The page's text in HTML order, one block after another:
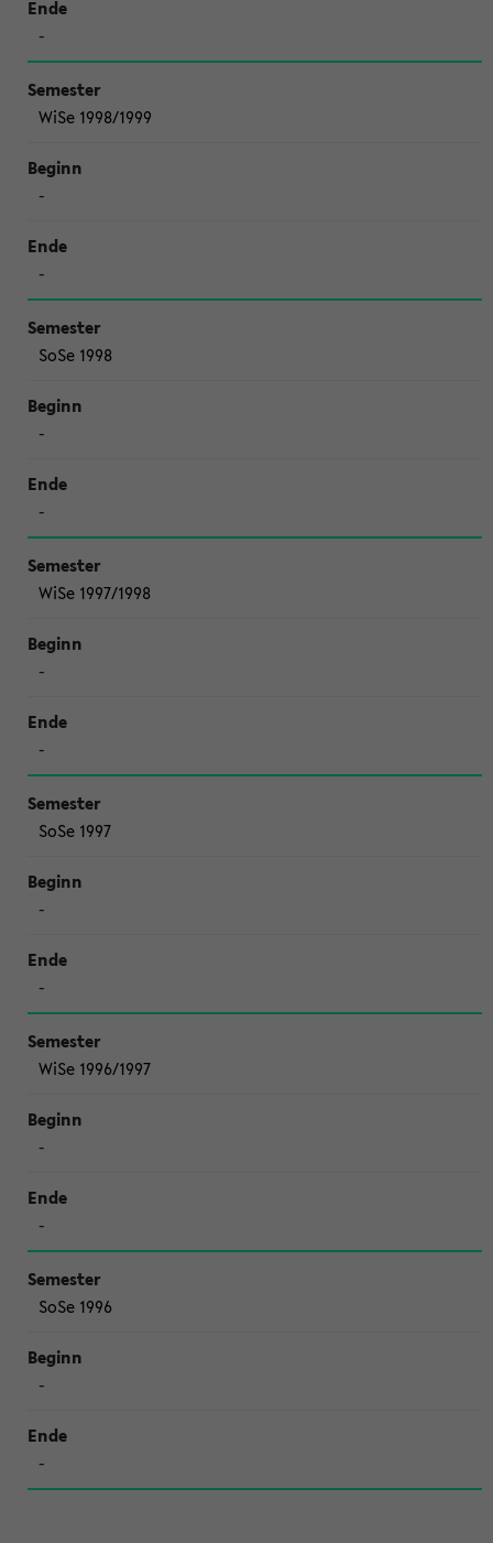
-
WiSe 1998/1999
-
-
SoSe 1998
-
-
WiSe 1997/1998
-
-
SoSe 1997
-
-
WiSe 1996/1997
-
-
SoSe 1996
-
-